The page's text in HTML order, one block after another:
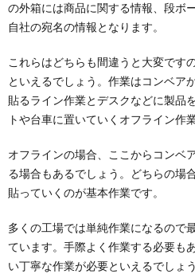
の外箱には商品に関する情報、段ボ
自社の宛名の情報となります。
これらはどちらも間違うと大変ですの
といえるでしょう。作業はコンベア
貼るライン作業とデスクなどに製品
トや台車に置いていくオフライン作
オフラインの場合、ここからコンベ
る場合もあるでしょう。どちらの場
貼っていくのが基本作業です。
多くの工場では単純作業になるので
ています。手際よく作業する必要も
い丁寧な作業が必要といえるでしょう